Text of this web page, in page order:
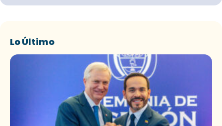
Lo Último